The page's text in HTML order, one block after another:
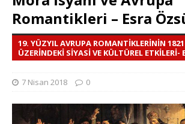
Romantikleri – Esra
19. YÜZYIL AVRUPA ROMANTIKLERININ
ÜZERINDEKI SIYASI VE KÜLTÜREL ETKILERI-
7 Nisan 2018 0